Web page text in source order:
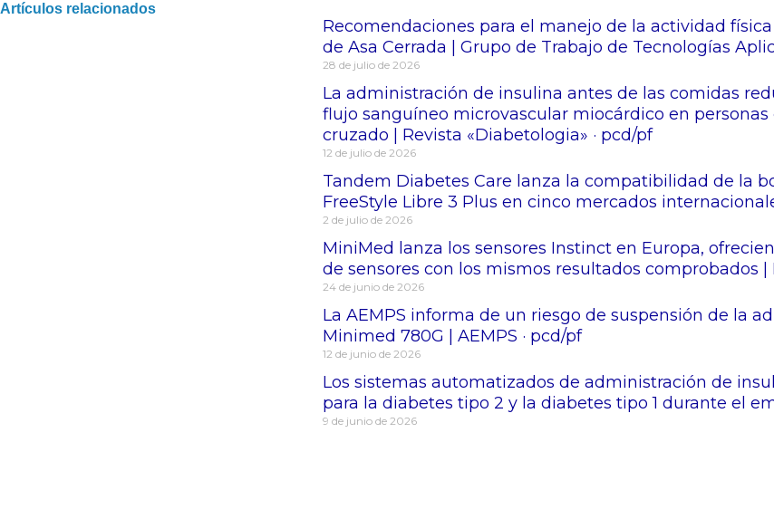
Artículos relacionados
Recomendaciones para el manejo de la actividad
de Asa Cerrada | Grupo de Trabajo de Tecnologías
28 de julio de 2026
La administración de insulina antes de las comidas
flujo sanguíneo microvascular miocárdico en
cruzado | Revista «Diabetologia» · pcd/pf
12 de julio de 2026
Tandem Diabetes Care lanza la compatibilidad de la
FreeStyle Libre 3 Plus en cinco mercados
2 de julio de 2026
MiniMed lanza los sensores Instinct en Europa,
de sensores con los mismos resultados comprobados |
24 de junio de 2026
La AEMPS informa de un riesgo de suspensión de la
Minimed 780G | AEMPS · pcd/pf
12 de junio de 2026
Los sistemas automatizados de administración de
para la diabetes tipo 2 y la diabetes tipo 1 durante el
9 de junio de 2026